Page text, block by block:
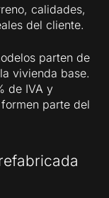
calidades,
del cliente.
parten de
vivienda base.
de IVA y
parte del